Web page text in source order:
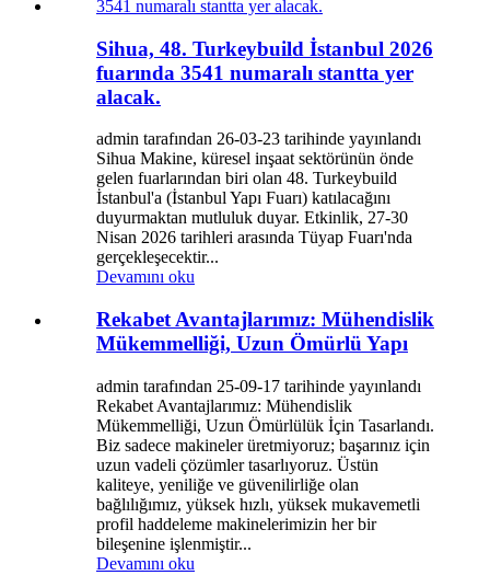
Sihua, 48. Turkeybuild İstanbul 2026
fuarında 3541 numaralı stantta yer
alacak.
admin tarafından 26-03-23 ​​tarihinde yayınlandı
Sihua Makine, küresel inşaat sektörünün önde
gelen fuarlarından biri olan 48. Turkeybuild
İstanbul'a (İstanbul Yapı Fuarı) katılacağını
duyurmaktan mutluluk duyar. Etkinlik, 27-30
Nisan 2026 tarihleri ​​arasında Tüyap Fuarı'nda
gerçekleşecektir...
Devamını oku
Rekabet Avantajlarımız: Mühendislik
Mükemmelliği, Uzun Ömürlü Yapı
admin tarafından 25-09-17 tarihinde yayınlandı
Rekabet Avantajlarımız: Mühendislik
Mükemmelliği, Uzun Ömürlülük İçin Tasarlandı.
Biz sadece makineler üretmiyoruz; başarınız için
uzun vadeli çözümler tasarlıyoruz. Üstün
kaliteye, yeniliğe ve güvenilirliğe olan
bağlılığımız, yüksek hızlı, yüksek mukavemetli
profil haddeleme makinelerimizin her bir
bileşenine işlenmiştir...
Devamını oku